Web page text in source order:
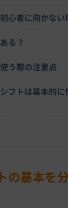
心者に向かない
る？
う際の注意点
フトは基本的に
の基本を